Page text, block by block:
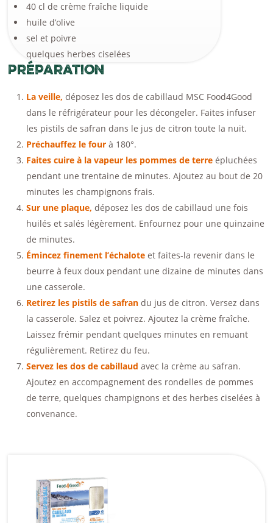
40 cl de crème fraîche liquide
huile d’olive
sel et poivre
quelques herbes ciselées
Préparation
La veille, déposez les dos de cabillaud MSC Food4Good
dans le réfrigérateur pour les décongeler. Faites infuser
les pistils de safran dans le jus de citron toute la nuit.
Préchauffez le four à 180°.
Faites cuire à la vapeur les pommes de terre épluchées
pendant une trentaine de minutes. Ajoutez au bout de 20
minutes les champignons frais.
Sur une plaque, déposez les dos de cabillaud une fois
huilés et salés légèrement. Enfournez pour une quinzaine
de minutes.
Émincez finement l’échalote et faites-la revenir dans le
beurre à feux doux pendant une dizaine de minutes dans
une casserole.
Retirez les pistils de safran du jus de citron. Versez dans
la casserole. Salez et poivrez. Ajoutez la crème fraîche.
Laissez frémir pendant quelques minutes en remuant
régulièrement. Retirez du feu.
Servez les dos de cabillaud avec la crème au safran.
Ajoutez en accompagnement des rondelles de pommes
de terre, quelques champignons et des herbes ciselées à
convenance.